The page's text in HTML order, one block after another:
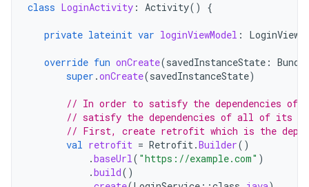
class LoginActivity : Activity() {
private lateinit var loginViewModel :
override fun onCreate(savedInstanceState :
super .onCreate(savedInstanceState)
// In order to satisfy the dependencies of
// satisfy the dependencies of all of its
// First, create retrofit which is the
val retrofit = Retrofit.Builder()
.baseUrl( "https://example.com" )
.build()